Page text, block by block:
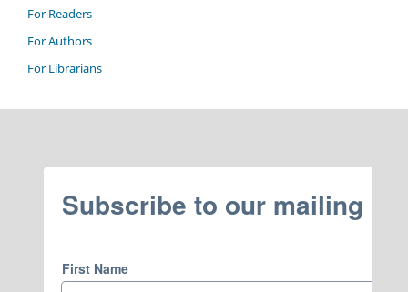
For Readers
For Authors
For Librarians